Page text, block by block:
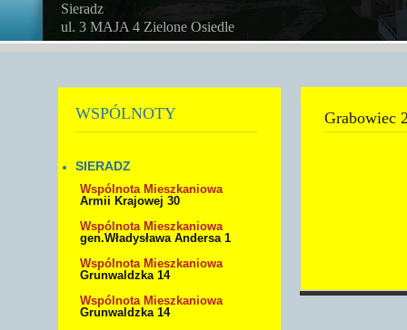
Sieradz
ul. 3 MAJA 4 Zielone Osiedle
WSPÓLNOTY
SIERADZ
Wspólnota Mieszkaniowa
Armii Krajowej 30
Wspólnota Mieszkaniowa
gen.Władysława Andersa 1
Wspólnota Mieszkaniowa
Grunwaldzka 14
Wspólnota Mieszkaniowa
Grunwaldzka 14
Grabowiec